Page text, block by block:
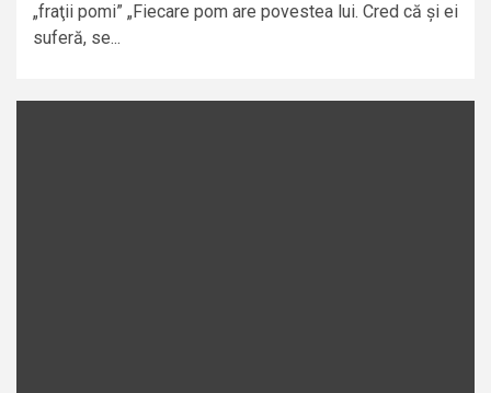
„fraţii pomi” „Fiecare pom are povestea lui. Cred că și ei
suferă, se...